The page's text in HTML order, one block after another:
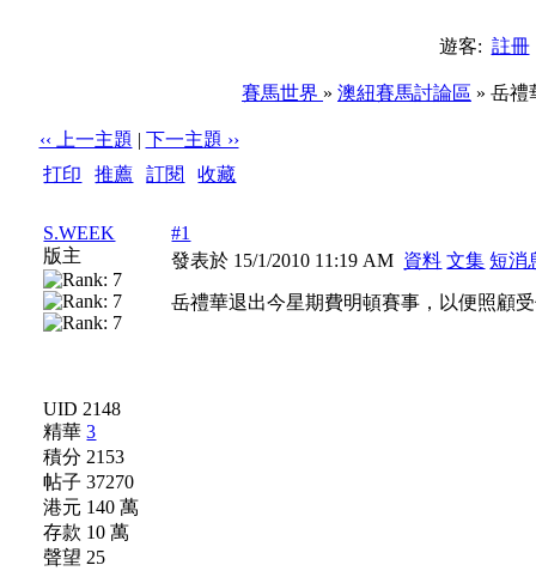
遊客: 註冊
賽馬世界 » 澳紐賽馬討論區 » 岳禮
‹‹ 上一主題 | 下一主題 ››
打印 |推薦 |訂閱 |收藏
S.WEEK
版主
UID 2148
精華3
積分 2153
帖子 37270
港元 140 萬
存款 10 萬
聲望 25
#1
發表於 15/1/2010 11:19 AM 資料 文集 短消
岳禮華退出今星期費明頓賽事，以便照顧